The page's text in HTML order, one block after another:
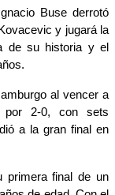
Buse derrotó
y jugará la
de su historia y el
al vencer a
por 2-0, con sets
a la gran final en
primera final de un